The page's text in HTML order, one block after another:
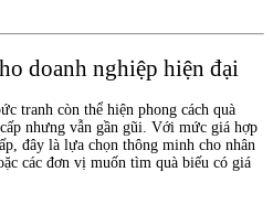
doanh nghiệp hiện đại
tranh còn thể hiện phong cách quà
nhưng vẫn gần gũi. Với mức giá hợp
đây là lựa chọn thông minh cho nhân
các đơn vị muốn tìm quà biếu có giá